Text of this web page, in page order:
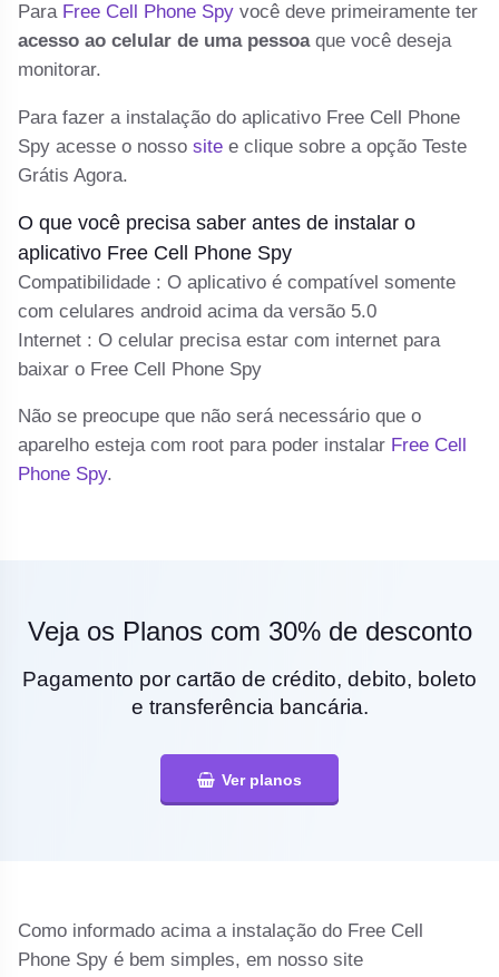
Para Free Cell Phone Spy você deve primeiramente ter
acesso ao celular de uma pessoaque você deseja
monitorar.
Para fazer a instalação do aplicativo Free Cell Phone
Spy acesse o nossosite e clique sobre a opção Teste
Grátis Agora.
O que você precisa saber antes de instalar o
aplicativo Free Cell Phone Spy
Compatibilidade : O aplicativo é compatível somente
com celulares android acima da versão 5.0
Internet : O celular precisa estar com internet para
baixar o Free Cell Phone Spy
Não se preocupe que não será necessário que o
aparelho esteja com root para poder instalar Free Cell
Phone Spy.
Veja os Planos com 30% de desconto
Pagamento por cartão de crédito, debito, boleto
e transferência bancária.
Ver planos
Como informado acima a instalação do Free Cell
Phone Spy é bem simples, em nosso site